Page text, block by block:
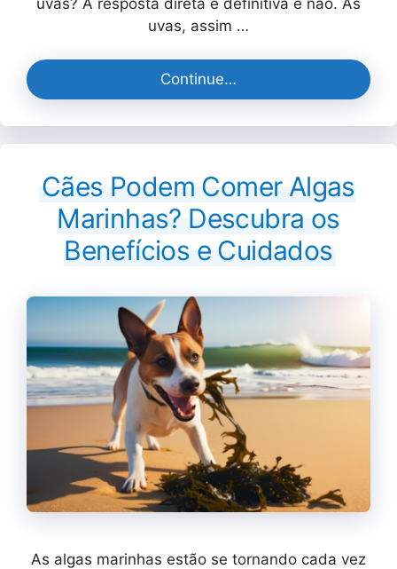
uvas, assim …
Continue…
Cães Podem Comer Algas
Marinhas? Descubra os
Benefícios e Cuidados
As algas marinhas estão se tornando cada vez